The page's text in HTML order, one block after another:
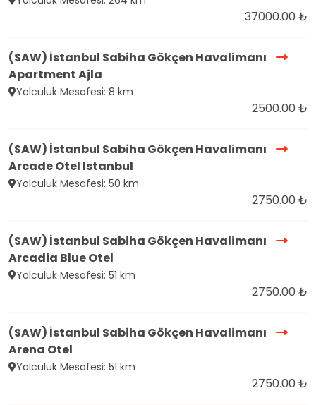
37000.00 ₺
(SAW) İstanbul Sabiha Gökçen Havalimanı
Apartment Ajla
Yolculuk Mesafesi: 8 km
2500.00 ₺
(SAW) İstanbul Sabiha Gökçen Havalimanı
Arcade Otel Istanbul
Yolculuk Mesafesi: 50 km
2750.00 ₺
(SAW) İstanbul Sabiha Gökçen Havalimanı
Arcadia Blue Otel
Yolculuk Mesafesi: 51 km
2750.00 ₺
(SAW) İstanbul Sabiha Gökçen Havalimanı
Arena Otel
Yolculuk Mesafesi: 51 km
2750.00 ₺